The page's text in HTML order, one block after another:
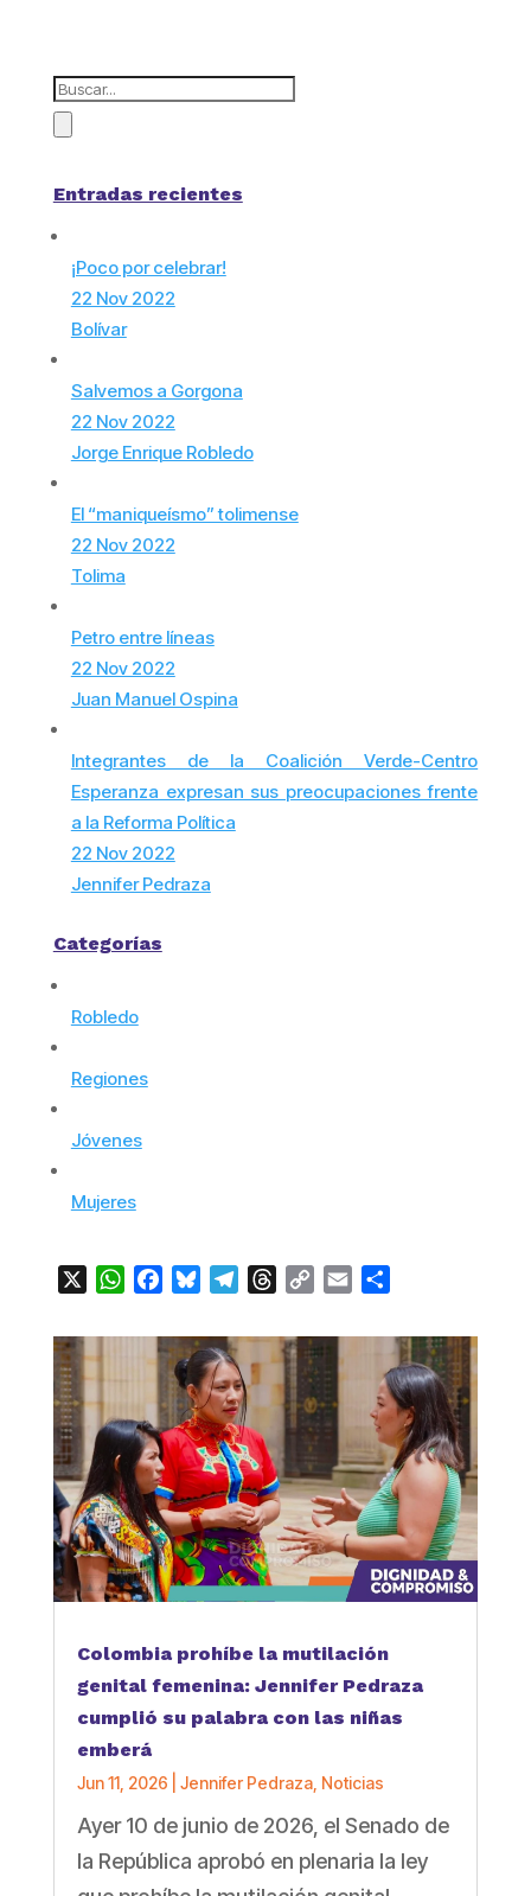
Entradas recientes
¡Poco por celebrar!
22 Nov 2022
Bolívar
Salvemos a Gorgona
22 Nov 2022
Jorge Enrique Robledo
El “maniqueísmo” tolimense
22 Nov 2022
Tolima
Petro entre líneas
22 Nov 2022
Juan Manuel Ospina
Integrantes de la Coalición Verde-Centro
Esperanza expresan sus preocupaciones frente
a la Reforma Política
22 Nov 2022
Jennifer Pedraza
Categorías
Robledo
Regiones
Jóvenes
Mujeres
WhatsApp
FacebookBlueskyTelegramThreads
Copy Email
Colombia prohíbe la mutilación
genital femenina: Jennifer Pedraza
cumplió su palabra con las niñas
emberá
Jun 11, 2026 Jennifer Pedraza, Noticias
Ayer 10 de junio de 2026, el Senado de
la República aprobó en plenaria la ley